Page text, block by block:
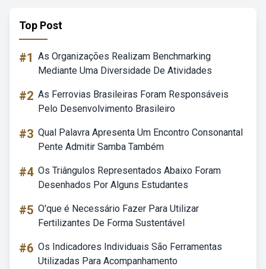
Top Post
#1 As Organizações Realizam Benchmarking
Mediante Uma Diversidade De Atividades
#2 As Ferrovias Brasileiras Foram Responsáveis
Pelo Desenvolvimento Brasileiro
#3 Qual Palavra Apresenta Um Encontro Consonantal
Pente Admitir Samba Também
#4 Os Triângulos Representados Abaixo Foram
Desenhados Por Alguns Estudantes
#5 O'que é Necessário Fazer Para Utilizar
Fertilizantes De Forma Sustentável
#6 Os Indicadores Individuais São Ferramentas
Utilizadas Para Acompanhamento